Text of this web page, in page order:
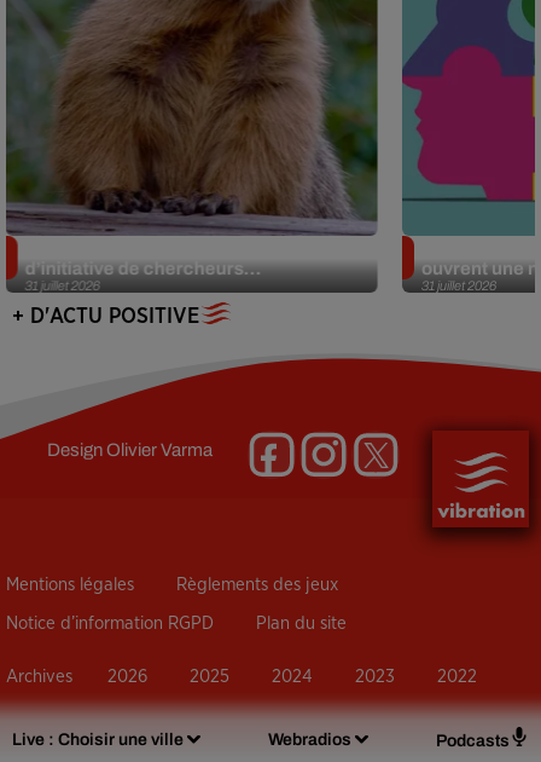
Live : Choisir une ville Webradios Podcasts
31 juillet 2026
d’initiative de chercheurs...
31 juillet 2026
ouvrent une
+ D'ACTU POSITIVE
DesignOlivier Varma
Mentions légales Règlements des jeux
Notice d’information RGPD Plan du site
Archives 2026 2025 2024 2023 2022